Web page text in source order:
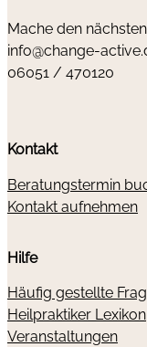
Mache den
info@change-
06051 / 470120
Kontakt
Beratungstermin
Kontakt aufnehmen
Hilfe
Häufig gestellte
Heilpraktiker Lexikon
Veranstaltungen